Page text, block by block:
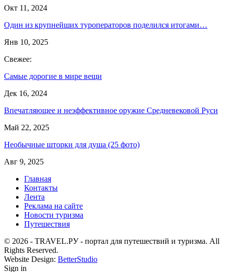
Окт 11, 2024
Один из крупнейших туроператоров поделился итогами…
Янв 10, 2025
Свежее:
Самые дорогие в мире вещи
Дек 16, 2024
Впечатляющее и неэффективное оружие Средневековой Руси
Май 22, 2025
Необычные шторки для душа (25 фото)
Авг 9, 2025
Главная
Контакты
Лента
Реклама на сайте
Новости туризма
Путешествия
© 2026 - TRAVEL.РУ - портал для путешествий и туризма. All
Rights Reserved.
Website Design: BetterStudio
Sign in